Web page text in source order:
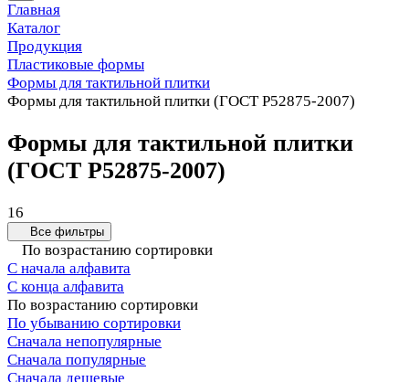
Главная
Каталог
Продукция
Пластиковые формы
Формы для тактильной плитки
Формы для тактильной плитки (ГОСТ P52875-2007)
Формы для тактильной плитки
(ГОСТ P52875-2007)
16
Все фильтры
По возрастанию сортировки
С начала алфавита
С конца алфавита
По возрастанию сортировки
По убыванию сортировки
Сначала непопулярные
Сначала популярные
Сначала дешевые